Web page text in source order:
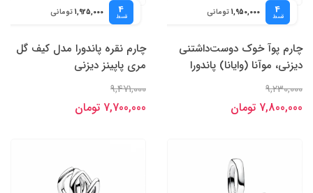
4
قسط 1,950,000 تومانی
چارم پوآ خوک دوست‌داشتنی
دیزنی، موآنا (وایانا) پاندورا
9,230,000
7,800,000 تومان
4
قسط 1,925,000 تومانی
چارم نقره پاندورا مدل کیف گل
مری پاپینز دیزنی
9,471,000
7,700,000 تومان